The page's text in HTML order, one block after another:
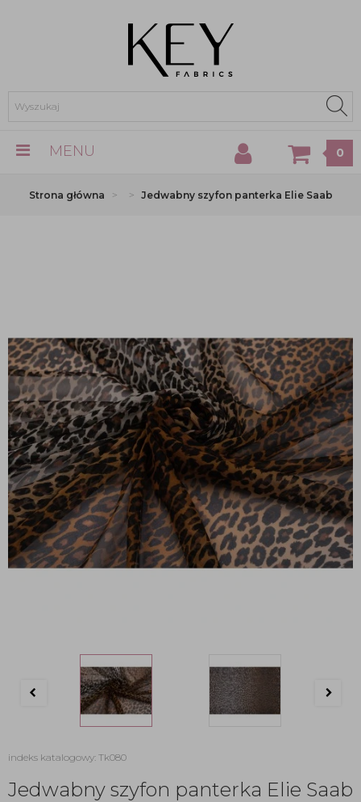
MENU 0
Strona główna Jedwabny szyfon panterka Elie Saab
indeks katalogowy: Tk080
Jedwabny szyfon panterka Elie Saab